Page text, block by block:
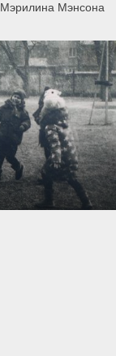
Мэрилина Мэнсона